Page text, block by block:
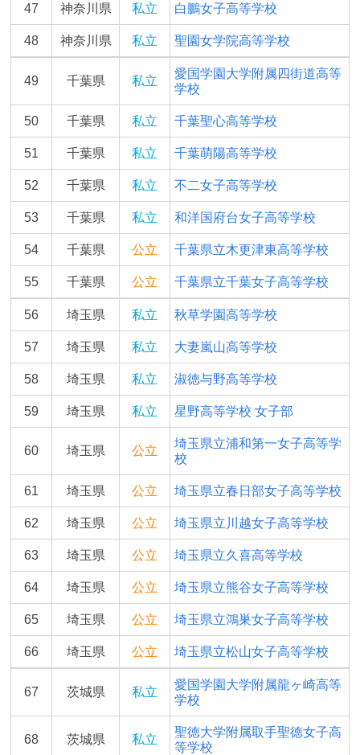
47 神奈川県 私立 白鵬女子高等学校
48 神奈川県 私立 聖園女学院高等学校
49 千葉県 私立
愛国学園大学附属四街道高等
学校
50 千葉県 私立 千葉聖心高等学校
51 千葉県 私立 千葉萌陽高等学校
52 千葉県 私立 不二女子高等学校
53 千葉県 私立 和洋国府台女子高等学校
54 千葉県 公立 千葉県立木更津東高等学校
55 千葉県 公立 千葉県立千葉女子高等学校
56 埼玉県 私立 秋草学園高等学校
57 埼玉県 私立 大妻嵐山高等学校
58 埼玉県 私立 淑徳与野高等学校
59 埼玉県 私立 星野高等学校 女子部
60 埼玉県 公立
埼玉県立浦和第一女子高等学
校
61 埼玉県 公立 埼玉県立春日部女子高等学校
62 埼玉県 公立 埼玉県立川越女子高等学校
63 埼玉県 公立 埼玉県立久喜高等学校
64 埼玉県 公立 埼玉県立熊谷女子高等学校
65 埼玉県 公立 埼玉県立鴻巣女子高等学校
66 埼玉県 公立 埼玉県立松山女子高等学校
67 茨城県 私立
愛国学園大学附属龍ヶ崎高等
学校
68 茨城県 私立
聖徳大学附属取手聖徳女子高
等学校